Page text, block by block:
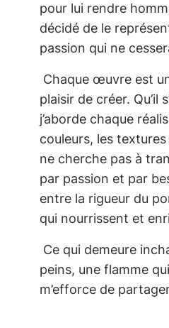
pour lui rendre
décidé de le
passion qui ne
Chaque œuvre est
plaisir de créer. Qu’il
j’aborde chaque
couleurs, les
ne cherche pas à
par passion et par
entre la rigueur du
qui nourrissent et
Ce qui demeure
peins, une flamme
m’efforce de